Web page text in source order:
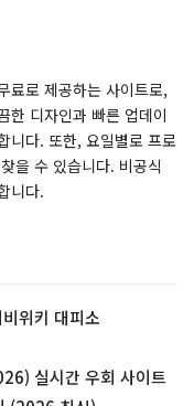
료로 제공하는 사이트로,
한 디자인과 빠른 업데이
니다. 또한, 요일별로 프로
을 수 있습니다. 비공식
니다.
위키 대피소
실시간 우회 사이트